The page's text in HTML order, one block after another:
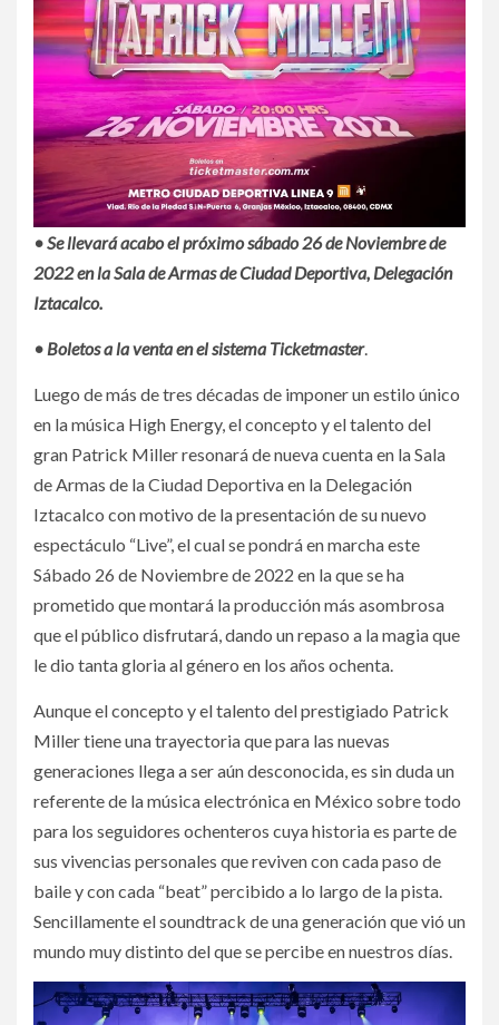
• Se llevará acabo el próximo sábado 26 de Noviembre de
2022 en la Sala de Armas de Ciudad Deportiva, Delegación
Iztacalco.
• Boletos a la venta en el sistema Ticketmaster.
Luego de más de tres décadas de imponer un estilo único
en la música High Energy, el concepto y el talento del
gran Patrick Miller resonará de nueva cuenta en la Sala
de Armas de la Ciudad Deportiva en la Delegación
Iztacalco con motivo de la presentación de su nuevo
espectáculo “Live”, el cual se pondrá en marcha este
Sábado 26 de Noviembre de 2022 en la que se ha
prometido que montará la producción más asombrosa
que el público disfrutará, dando un repaso a la magia que
le dio tanta gloria al género en los años ochenta.
Aunque el concepto y el talento del prestigiado Patrick
Miller tiene una trayectoria que para las nuevas
generaciones llega a ser aún desconocida, es sin duda un
referente de la música electrónica en México sobre todo
para los seguidores ochenteros cuya historia es parte de
sus vivencias personales que reviven con cada paso de
baile y con cada “beat” percibido a lo largo de la pista.
Sencillamente el soundtrack de una generación que vió un
mundo muy distinto del que se percibe en nuestros días.